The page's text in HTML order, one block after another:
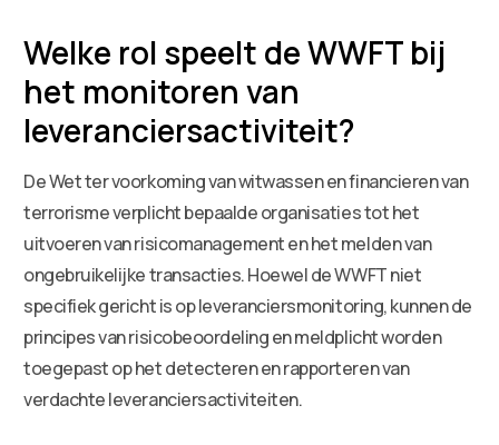
Welke rol speelt de WWFT bij
het monitoren van
leveranciersactiviteit?
De Wet ter voorkoming van witwassen en financieren van
terrorisme verplicht bepaalde organisaties tot het
uitvoeren van risicomanagement en het melden van
ongebruikelijke transacties. Hoewel de WWFT niet
specifiek gericht is op leveranciersmonitoring, kunnen de
principes van risicobeoordeling en meldplicht worden
toegepast op het detecteren en rapporteren van
verdachte leveranciersactiviteiten.